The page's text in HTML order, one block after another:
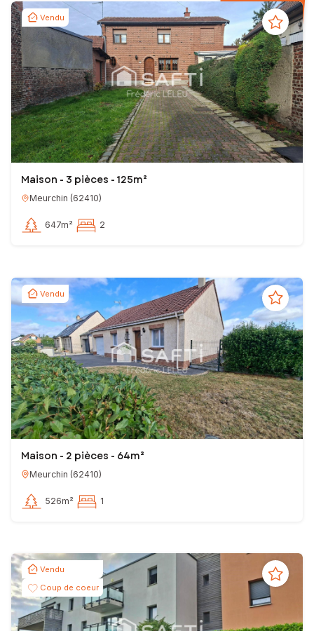
Vendu
Maison - 3 pièces - 125m²
Meurchin (62410)
647m² 2
Vendu
Maison - 2 pièces - 64m²
Meurchin (62410)
526m² 1
Vendu
Coup de coeur